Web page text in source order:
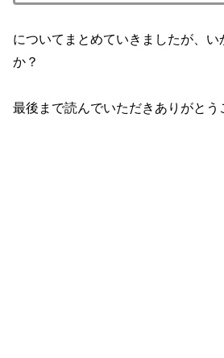
についてまとめていきましたが、い
か？
最後まで読んでいただきありがとう